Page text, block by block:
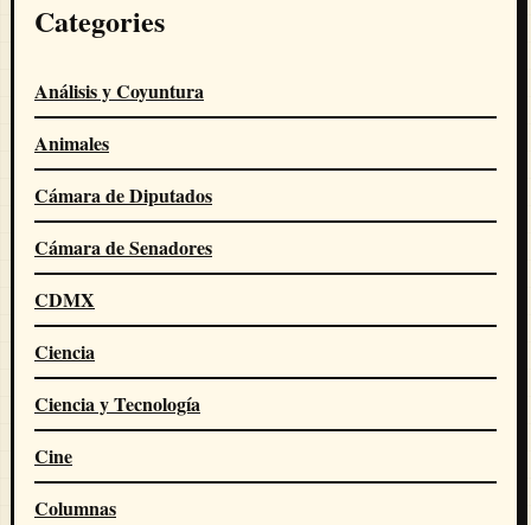
Categories
Análisis y Coyuntura
Animales
Cámara de Diputados
Cámara de Senadores
CDMX
Ciencia
Ciencia y Tecnología
Cine
Columnas